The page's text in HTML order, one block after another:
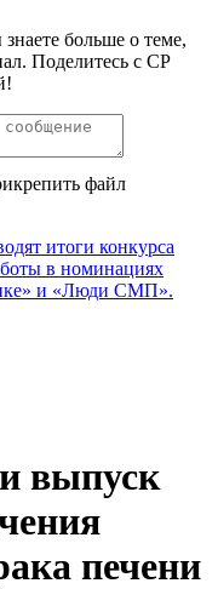
больше о теме,
Поделитесь с СР
файл
итоги конкурса
в номинациях
и «Люди СМП».
выпуск
печени